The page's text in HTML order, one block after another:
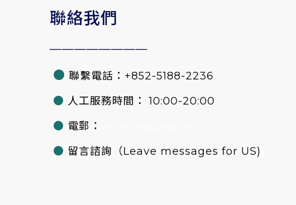
聯絡我們
————————
● 聯繫電話：+852-5188-2236
● 人工服務時間： 10:00-20:00
● 電郵：
● 留言諮詢 （Leave messages for US)